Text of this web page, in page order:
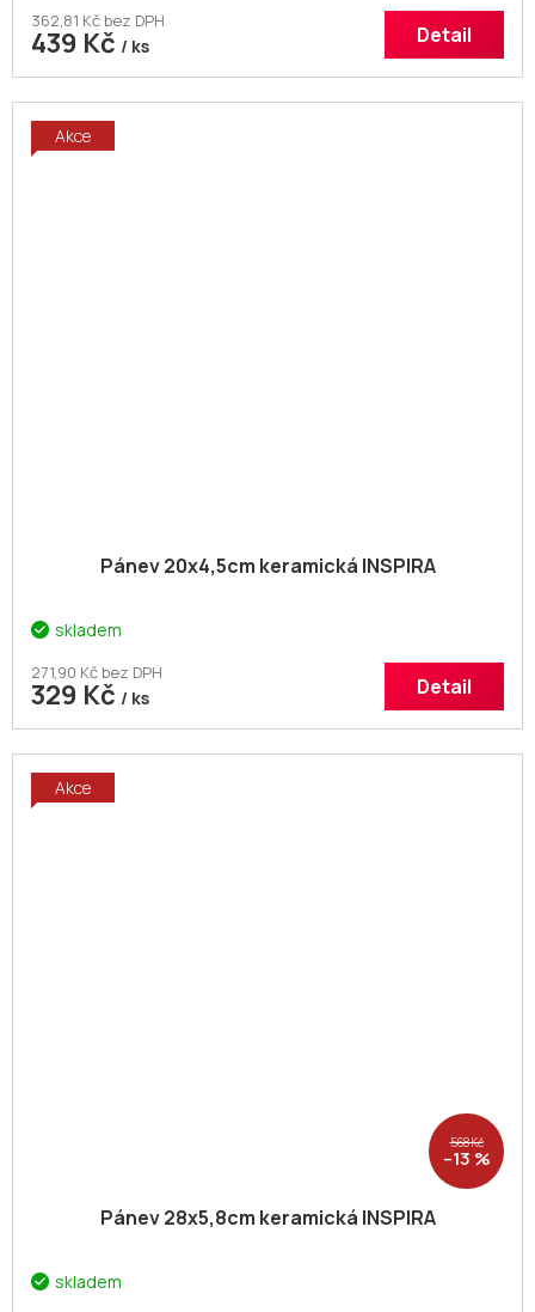
362,81 Kč bez DPH
439 Kč / ks Detail
Akce
Pánev 20x4,5cm keramická INSPIRA
skladem
271,90 Kč bez DPH
329 Kč / ks Detail
Akce
568 Kč
–13 %
Pánev 28x5,8cm keramická INSPIRA
skladem